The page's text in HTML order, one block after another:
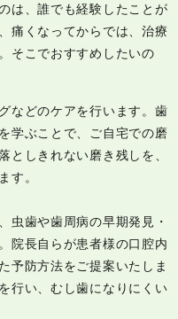
は、誰でも経験したことが
痛くなってからでは、治療
そこでおすすめしたいの
などのケアを行います。歯
学ぶことで、ご自宅での磨
としきれない磨き残しを、
す。
虫歯や歯周病の早期発見・
院長自らが患者様の口腔内
予防方法をご提案いたしま
行い、むし歯になりにくい